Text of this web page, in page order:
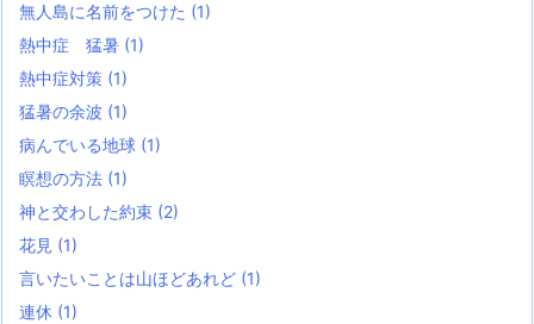
無人島に名前をつけた (1)
熱中症 猛暑 (1)
熱中症対策 (1)
猛暑の余波 (1)
病んでいる地球 (1)
瞑想の方法 (1)
神と交わした約束 (2)
花見 (1)
言いたいことは山ほどあれど (1)
連休 (1)